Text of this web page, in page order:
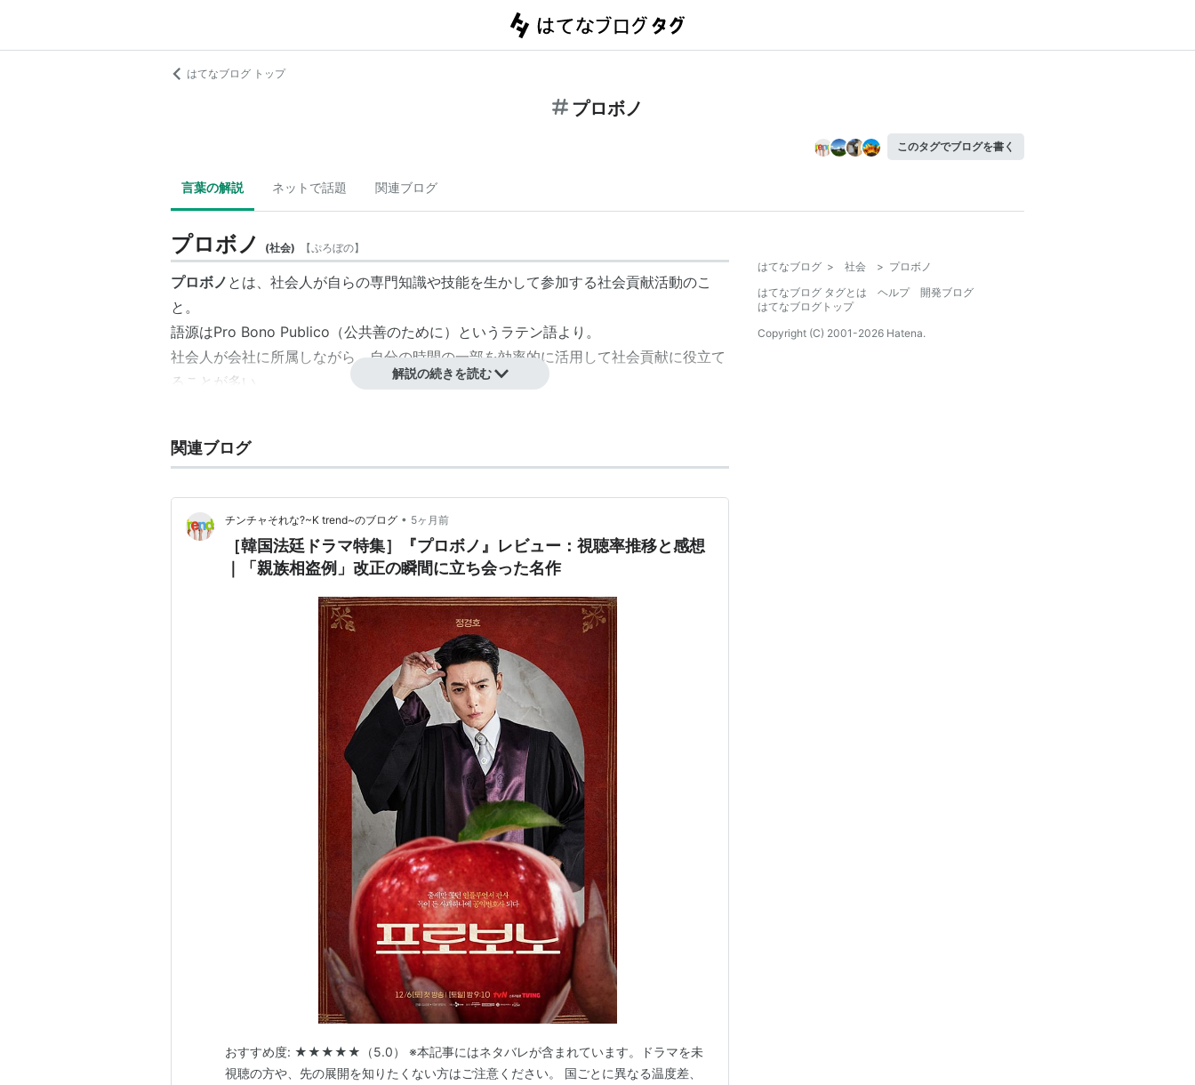
はてなブログ トップ
プロボノ
このタグでブログを書く
言葉の解説 ネットで話題 関連ブログ
プロボノ (社会) 【ぷろぼの】
プロボノ とは、社会人が自らの専門知識や技能を生かして参加する社会貢献活動のこ
と。
語源はPro Bono Publico（公共善のために）というラテン語より。
社会人が会社に所属しながら、自分の時間の一部を効率的に活用して社会貢献に役立て
ることが多い。
プロボノ活動の発祥地は米国である。合衆国憲法は国民全員に裁判を受ける権利を保障
を採択し、低所得者への無償の法的サービスを始めたのが、プロボノの原点とされてい
1993年、 ABAは弁護士に年間50時間以上のプロボノ活動を行うことを推奨し、やがて
税理士、会計士、経営コンサルタントといったフリーランスの「士業」から、一般企業
に勤める営業職・事務職のホワイトカラーに拡大していった。
プロボノはボランティア活動の一形態だが、社会人が仕事を続けながら、またその仕事
を通して培ったスキルやノウハウを提供するということから、参加のハードルが低く、
継続しやすいというメリットがある。また、支援する側もプロボノ活動を通して幅広い
社会参加の機会を得られ、同時に自身のスキルアップも図れるという点から、世界中で
社員にプロボノ参加を促す企業が増えている。
日本では欧米外資系企業を除き、認知度はまだ高いとは言えないが、社会起業家やソー
シャルビジネスへの関心の高まりから、最近、IT・経理・広報・デザインなどの分野
で、NPO等の非営利組織を支援するプロボノ活動が見られるようになった。
法曹界では、第二東京弁護士会が所属会員に対してプロボノ活動を義務づけている。
2010年は「日本のプロボノ元年」と言われており、社会貢献の新しいスタイルとして
定着することが期待されている。
特定非営利活動法人、特定非営利活動促進法、使役労働
無償労働、ボランティア
解説の続きを読む
関連ブログ
チンチャそれな?~K trend~のブログ • 5ヶ月前
［韓国法廷ドラマ特集］『プロボノ』レビュー：視聴率推移と感想
｜「親族相盗例」改正の瞬間に立ち会った名作
おすすめ度: ★★★★★（5.0） ※本記事にはネタバレが含まれています。ドラマを未
視聴の方や、先の展開を知りたくない方はご注意ください。 国ごとに異なる温度差、
はてなブログ > 社会 > プロボノ
はてなブログ タグとは
ヘルプ
開発ブログ
はてなブログトップ
Copyright (C) 2001-2026 Hatena.